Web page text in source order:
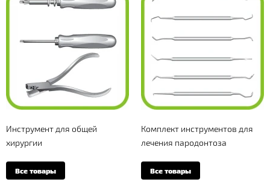
Инструмент для общей
хирургии
Все товары
Комплект инструментов для
лечения пародонтоза
Все товары